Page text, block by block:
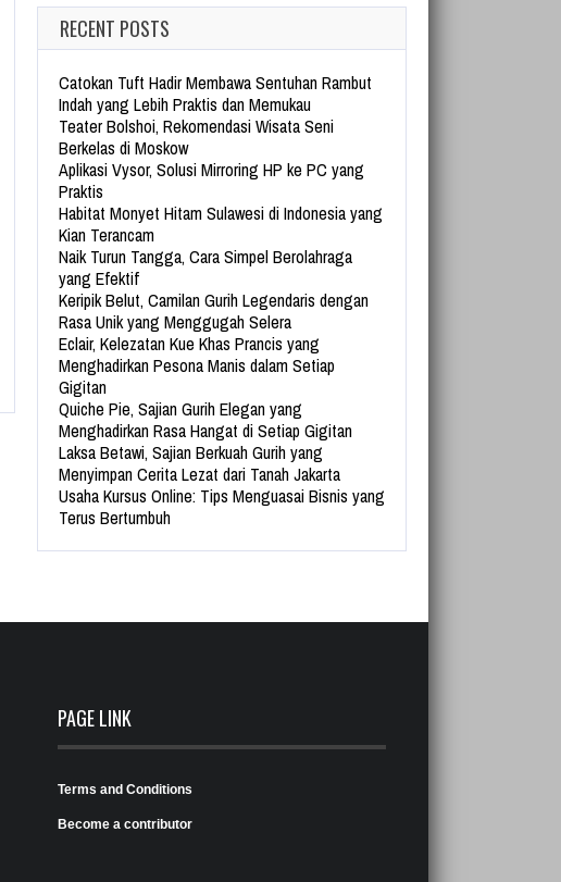
RECENT POSTS
Catokan Tuft Hadir Membawa Sentuhan Rambut
Indah yang Lebih Praktis dan Memukau
Teater Bolshoi, Rekomendasi Wisata Seni
Berkelas di Moskow
Aplikasi Vysor, Solusi Mirroring HP ke PC yang
Praktis
Habitat Monyet Hitam Sulawesi di Indonesia yang
Kian Terancam
Naik Turun Tangga, Cara Simpel Berolahraga
yang Efektif
Keripik Belut, Camilan Gurih Legendaris dengan
Rasa Unik yang Menggugah Selera
Eclair, Kelezatan Kue Khas Prancis yang
Menghadirkan Pesona Manis dalam Setiap
Gigitan
Quiche Pie, Sajian Gurih Elegan yang
Menghadirkan Rasa Hangat di Setiap Gigitan
Laksa Betawi, Sajian Berkuah Gurih yang
Menyimpan Cerita Lezat dari Tanah Jakarta
Usaha Kursus Online: Tips Menguasai Bisnis yang
Terus Bertumbuh
PAGE LINK
Terms and Conditions
Become a contributor